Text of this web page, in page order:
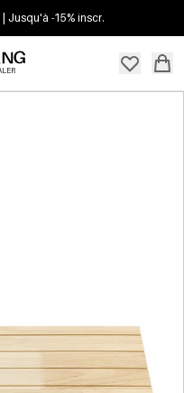
| Jusqu'à -15% inscr.